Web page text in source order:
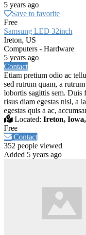
5 years ago
Save to favorite
Free
Samsung LED 32inch
Ireton, US
Computers - Hardware
5 years ago
Contact
Etiam pretium odio ac
sed rutrum quam, a
lobortis sagittis sem. Duis
risus diam egestas nisl, a
egestas quis a ac,
Located: Ireton,
Free
Contact
352 people viewed
Added 5 years ago